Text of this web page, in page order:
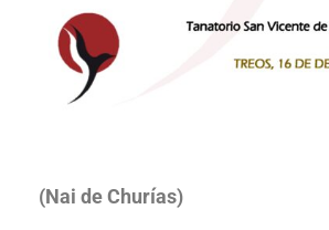
(Nai de Churías)